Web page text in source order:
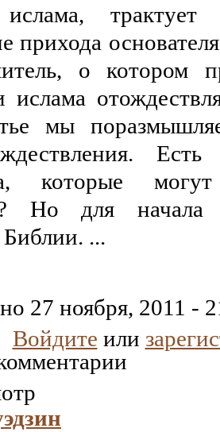
ислама,
прихода
о котором
ислама
мы
которые
Но для начала
Библии. ...
27 ноября, 2011 -
Войдите или